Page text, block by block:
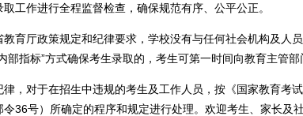
作进行全程监督检查，确保规范有序、公平公正。
厅政策规定和纪律要求，学校没有与任何社会机构及人
指标”方式确保考生录取的，考生可第一时间向教育主管
对于在招生中违规的考生及工作人员，按《国家教育考
36号）所确定的程序和规定进行处理。欢迎考生、家长及